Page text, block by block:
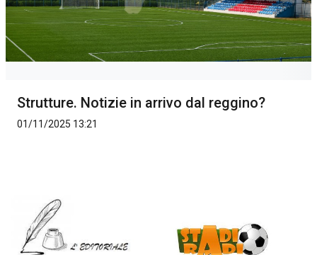
Strutture. Notizie in arrivo dal reggino?
01/11/2025 13:21